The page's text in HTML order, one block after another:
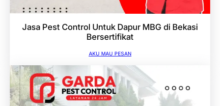
Jasa Pest Control Untuk Dapur MBG di Bekasi
Bersertifikat
AKU MAU PESAN